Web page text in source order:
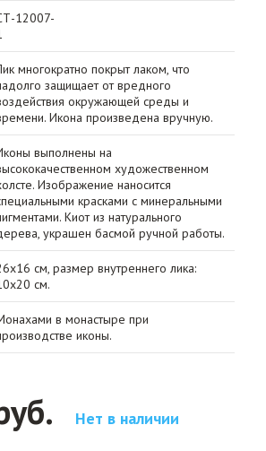
12007-
многократно покрыт лаком, что
защищает от вредного
окружающей среды и
Икона произведена вручную.
выполнены на
художественном
Изображение наносится
красками с минеральными
Киот из натурального
украшен басмой ручной работы.
см, размер внутреннего лика:
см.
в монастыре при
иконы.
Нет в наличии